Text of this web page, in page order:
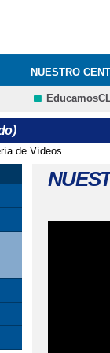
NUESTRO
de Vídeos